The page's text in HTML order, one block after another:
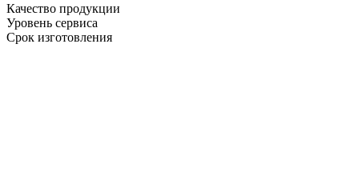
Качество продукции
Уровень сервиса
Срок изготовления